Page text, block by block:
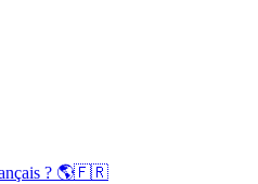
? 🌎🇫🇷